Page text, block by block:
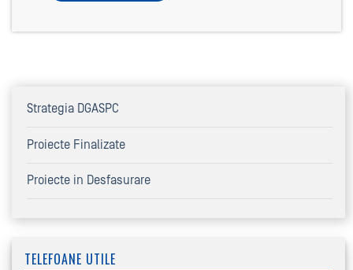
Strategia DGASPC
Proiecte Finalizate
Proiecte in Desfasurare
TELEFOANE UTILE